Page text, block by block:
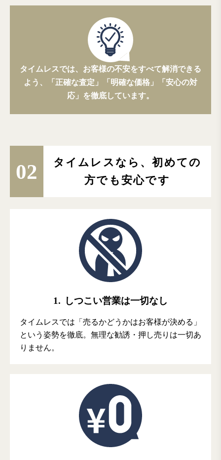
タイムレスでは、お客様の不安をすべて解消できる
よう、
「正確な査定」「明確な価格」「安心の対
応」を徹底しています。
02
タイムレスなら、初めての
方でも安心です
1. しつこい営業は一切なし
タイムレスでは「売るかどうかはお客様が決める」
という姿勢を徹底。無理な勧誘・押し売りは一切あ
りません。